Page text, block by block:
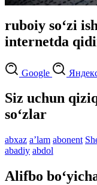
ruboiy so‘zi
internetda
Google
Siz uchun
so‘zlar
abxaz aʼlam abonent
abadiy abdol
Alifbo